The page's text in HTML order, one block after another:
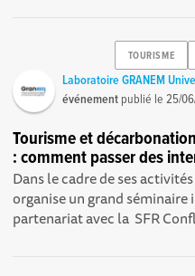
TOURISME
Laboratoire GRANEM
événement publié le25/
Tourisme et
: comment passer des
Dans le cadre de ses
organise un grand
partenariat avec la SFR